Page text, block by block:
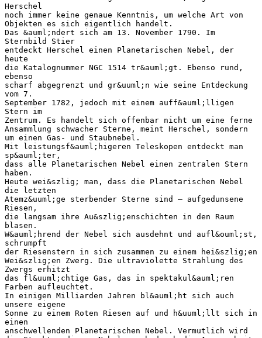
Herschel
noch immer keine genaue Kenntnis, um welche Art von
Objekten es sich eigentlich handelt.
Das &auml;ndert sich am 13. November 1790. Im
Sternbild Stier
entdeckt Herschel einen Planetarischen Nebel, der
heute
die Katalognummer NGC 1514 tr&auml;gt. Ebenso rund,
ebenso
scharf abgegrenzt und gr&uuml;n wie seine Entdeckung
vom 7.
September 1782, jedoch mit einem auff&auml;lligen
Stern im
Zentrum. Es handelt sich offenbar nicht um eine ferne
Ansammlung schwacher Sterne, meint Herschel, sondern
um einen Gas- und Staubnebel.
Mit leistungsf&auml;higeren Teleskopen entdeckt man
sp&auml;ter,
dass alle Planetarischen Nebel einen zentralen Stern
haben.
Heute wei&szlig; man, dass die Planetarischen Nebel
die letzten
Atemz&uuml;ge sterbender Sterne sind – aufgedunsene
Riesen,
die langsam ihre Au&szlig;enschichten in den Raum
blasen.
W&auml;hrend der Nebel sich ausdehnt und aufl&ouml;st,
schrumpft
der Riesenstern in sich zusammen zu einem hei&szlig;en
Wei&szlig;en Zwerg. Die ultraviolette Strahlung des
Zwergs erhitzt
das fl&uuml;chtige Gas, das in spektakul&auml;ren
Farben aufleuchtet.
In einigen Milliarden Jahren bl&auml;ht sich auch
unsere eigene
Sonne zu einem Roten Riesen auf und h&uuml;llt sich in
einen
anschwellenden Planetarischen Nebel. Vermutlich wird